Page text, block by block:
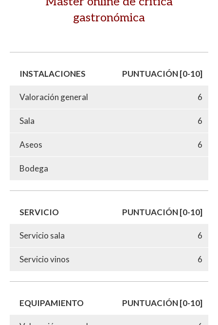
gastronómica
INSTALACIONES PUNTUACIÓN [0-10]
Valoración general 6
Sala 6
Aseos 6
Bodega
SERVICIO PUNTUACIÓN [0-10]
Servicio sala 6
Servicio vinos 6
EQUIPAMIENTO PUNTUACIÓN [0-10]